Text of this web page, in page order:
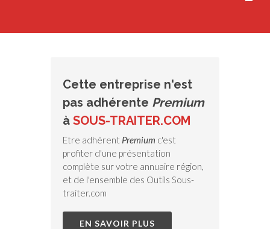
Cette entreprise n'est
pas adhérente Premium
à SOUS-TRAITER.COM
Etre adhérent Premium c'est
profiter d'une présentation
complète sur votre annuaire région,
et de l'ensemble des Outils Sous-
traiter.com
EN SAVOIR PLUS